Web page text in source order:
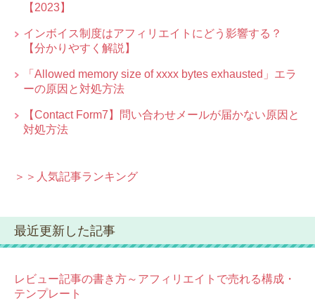
【2023】
インボイス制度はアフィリエイトにどう影響する？
【分かりやすく解説】
「Allowed memory size of xxxx bytes exhausted」エラ
ーの原因と対処方法
【Contact Form7】問い合わせメールが届かない原因と
対処方法
＞＞人気記事ランキング
最近更新した記事
レビュー記事の書き方～アフィリエイトで売れる構成・
テンプレート